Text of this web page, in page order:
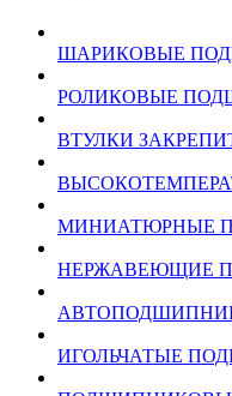
ШАРИКОВЫЕ
РОЛИКОВЫЕ
ВТУЛКИ
МИНИАТЮРНЫЕ
НЕРЖАВЕЮЩИЕ
ИГОЛЬЧАТЫЕ